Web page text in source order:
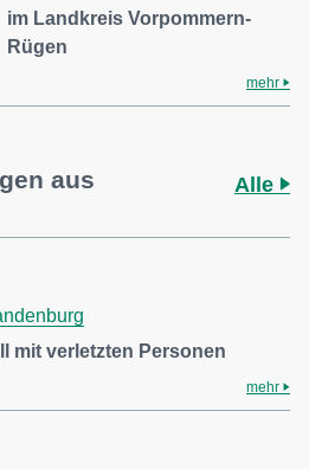
im Landkreis Vorpommern-
Rügen
mehr
aus
Alle
mit verletzten Personen
mehr